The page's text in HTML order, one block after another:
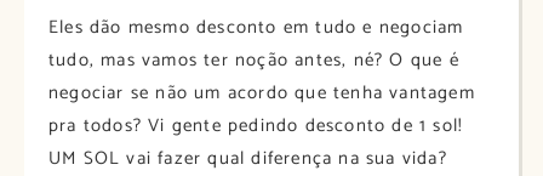
Eles dão mesmo desconto em tudo e negociam
tudo, mas vamos ter noção antes, né? O que é
negociar se não um acordo que tenha vantagem
pra todos? Vi gente pedindo desconto de 1 sol!
UM SOL vai fazer qual diferença na sua vida?